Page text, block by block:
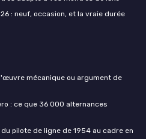
: neuf, occasion, et la vraie durée
mécanique ou argument de
: ce que 36 000 alternances
pilote de ligne de 1954 au cadre en